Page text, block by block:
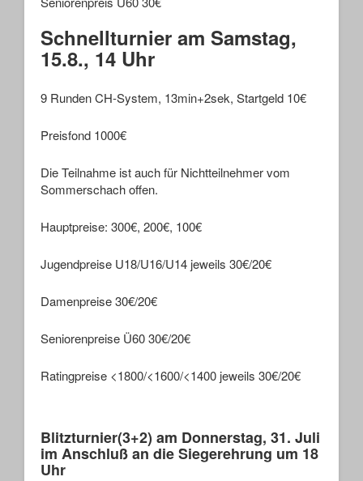
Schnellturnier am Samstag,
15.8., 14 Uhr
9 Runden CH-System, 13min+2sek, Startgeld 10€
Preisfond 1000€
Die Teilnahme ist auch für Nichtteilnehmer vom
Sommerschach offen.
Hauptpreise: 300€, 200€, 100€
Jugendpreise U18/U16/U14 jeweils 30€/20€
Damenpreise 30€/20€
Seniorenpreise Ü60 30€/20€
Ratingpreise <1800/<1600/<1400 jeweils 30€/20€
Blitzturnier(3+2) am Donnerstag, 31. Juli
im Anschluß an die Siegerehrung um 18
Uhr